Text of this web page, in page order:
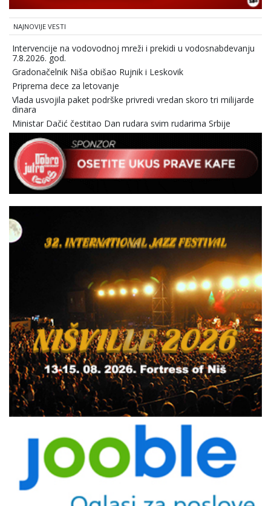
NAJNOVIJE VESTI
Intervencije na vodovodnoj mreži i prekidi u vodosnabdevanju
7.8.2026. god.
Gradonačelnik Niša obišao Rujnik i Leskovik
Priprema dece za letovanje
Vlada usvojila paket podrške privredi vredan skoro tri milijarde
dinara
Ministar Dačić čestitao Dan rudara svim rudarima Srbije